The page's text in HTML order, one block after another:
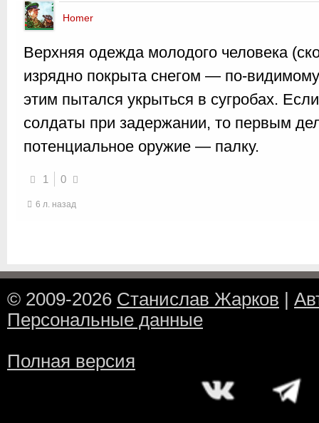
Homer
Верхняя одежда молодого человека
изрядно покрыта снегом — по-
этим пытался укрыться в сугробах.
солдаты при задержании, то первым
потенциальное оружие — палку.
1 0
6 л. назад
© 2009-2026 Станислав Жарков
Персональные данные
Полная версия